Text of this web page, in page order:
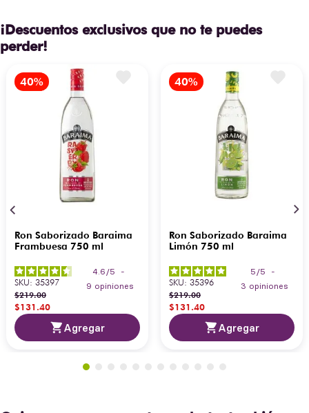
¡Descuentos exclusivos que no te puedes
perder!
Ron Saborizado Baraima
Frambuesa 750 ml
4.6 /5
-
9 opiniones
SKU: 35397
$219.00
$131.40
Agregar
Ron Saborizado Baraima
Limón 750 ml
5 /5
-
3 opiniones
SKU: 35396
$219.00
$131.40
Agregar